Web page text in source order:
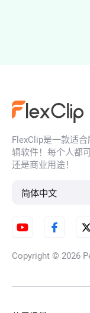
FlexClip是一款适
辑软件！每个人都
还是商业用途！
简体中文
Copyright © 2026